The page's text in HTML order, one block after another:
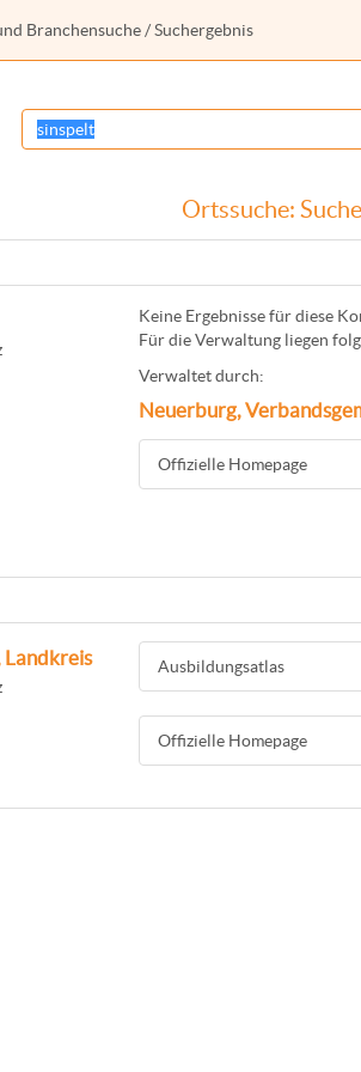
Branchensuche / Suchergebnis
Ortssuche:
Keine Ergebnisse für diese
Für die Verwaltung liegen
Verwaltet durch:
Neuerburg,
Offizielle Homepage
Landkreis Ausbildungsatlas
Offizielle Homepage